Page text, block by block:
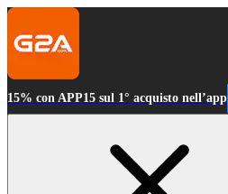
15% con APP15 sul 1° acquisto nell’app